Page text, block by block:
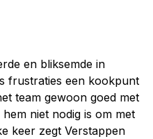
en bliksemde in
frustraties een kookpunt
team gewoon goed met
niet nodig is om met
keer zegt Verstappen